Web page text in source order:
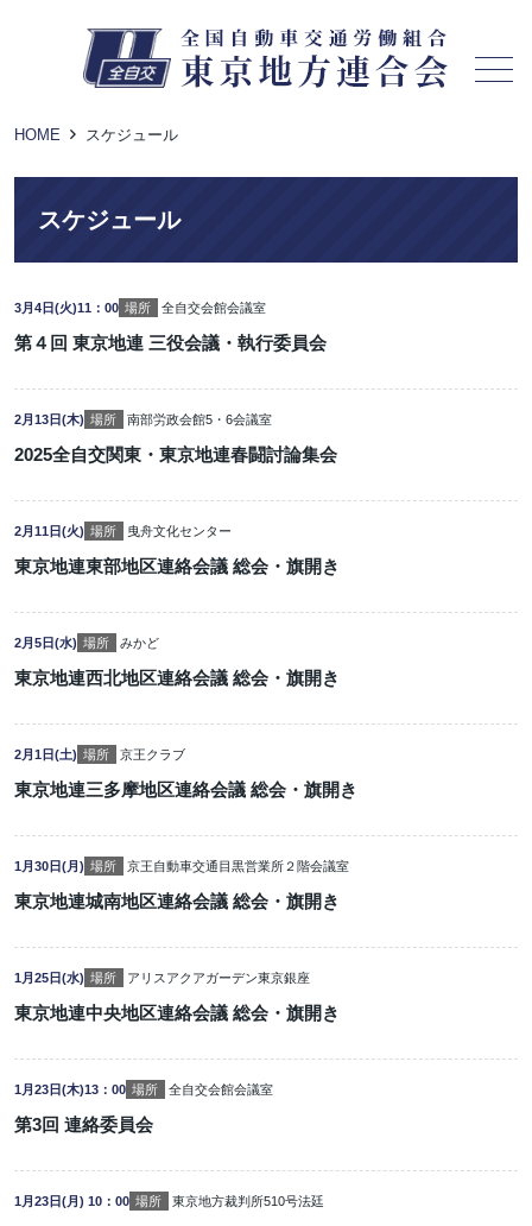
メニュー
HOME スケジュール
スケジュール
第４回 東京地連 三役会議・執行委員会
3月4日(火)11：00 場所 全自交会館会議室
2025全自交関東・東京地連春闘討論集会
2月13日(木) 場所 南部労政会館5・6会議室
東京地連東部地区連絡会議 総会・旗開き
2月11日(火) 場所 曳舟文化センター
東京地連西北地区連絡会議 総会・旗開き
2月5日(水) 場所 みかど
東京地連三多摩地区連絡会議 総会・旗開き
2月1日(土) 場所 京王クラブ
東京地連城南地区連絡会議 総会・旗開き
1月30日(月) 場所 京王自動車交通目黒営業所２階会議室
東京地連中央地区連絡会議 総会・旗開き
1月25日(水) 場所 アリスアクアガーデン東京銀座
第3回 連絡委員会
1月23日(木)13：00 場所 全自交会館会議室
1月23日(月) 10：00 場所 東京地方裁判所510号法廷